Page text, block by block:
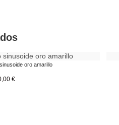
oro amarillo
€